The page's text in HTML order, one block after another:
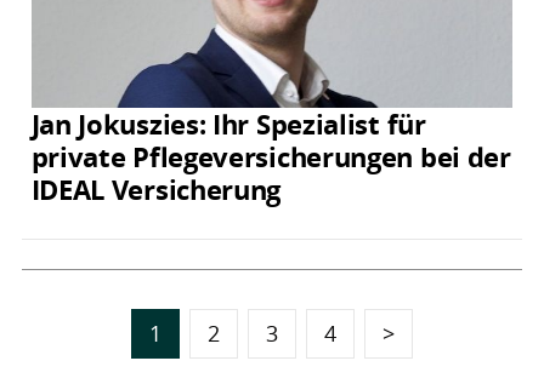
Jan Jokuszies: Ihr Spezialist für
private Pflegeversicherungen bei der
IDEAL Versicherung
1 2 3 4 >